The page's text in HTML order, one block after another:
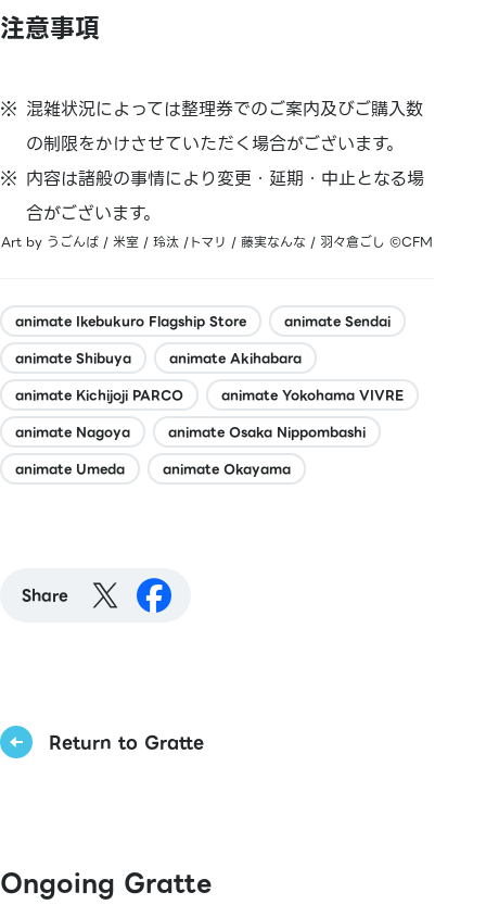
注意事項
混雑状況によっては整理券でのご案内及びご購入数
の制限をかけさせていただく場合がございます。
内容は諸般の事情により変更・延期・中止となる場
合がございます。
Art by うごんば / 米室 / 玲汰 /トマリ / 藤実なんな / 羽々倉ごし ©CFM
animate Ikebukuro Flagship Store
animate Sendai
animate Shibuya
animate Akihabara
animate Kichijoji PARCO
animate Yokohama VIVRE
animate Nagoya
animate Osaka Nippombashi
animate Umeda
animate Okayama
Share
Return to Gratte
Ongoing Gratte